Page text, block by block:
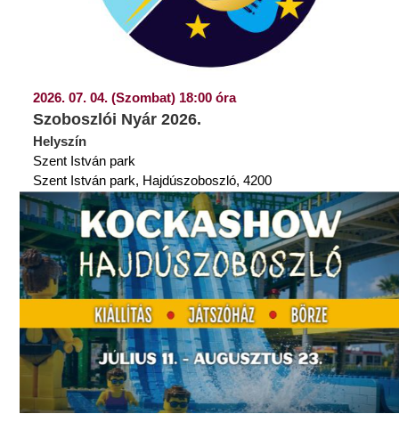
2026. 07. 04. (Szombat) 18:00 óra
Szoboszlói Nyár 2026.
Helyszín
Szent István park
Szent István park, Hajdúszoboszló, 4200